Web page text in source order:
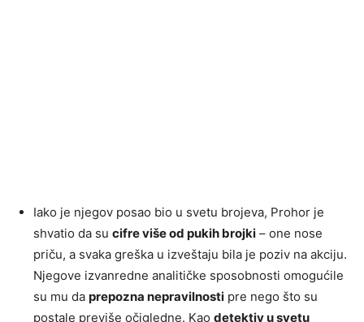
Iako je njegov posao bio u svetu brojeva, Prohor je
shvatio da su cifre više od pukih brojki – one nose
priču, a svaka greška u izveštaju bila je poziv na akciju.
Njegove izvanredne analitičke sposobnosti omogućile
su mu da prepozna nepravilnosti pre nego što su
postale previše očigledne. Kao detektiv u svetu